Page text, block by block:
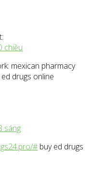
chiều
mexican pharmacy
drugs online
sáng
# buy ed drugs